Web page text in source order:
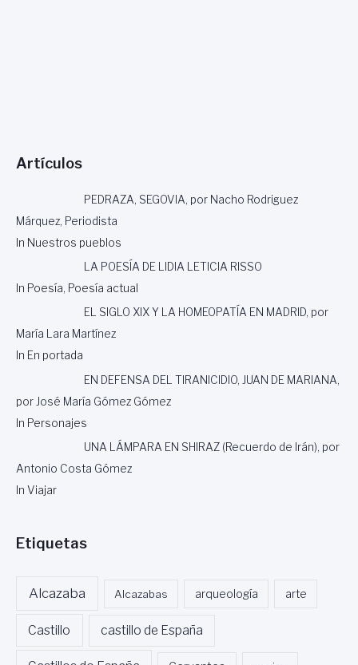
Artículos
PEDRAZA, SEGOVIA, por Nacho Rodriguez
Márquez, Periodista
In Nuestros pueblos
LA POESÍA DE LIDIA LETICIA RISSO
In Poesía, Poesía actual
EL SIGLO XIX Y LA HOMEOPATÍA EN MADRID, por
María Lara Martínez
In En portada
EN DEFENSA DEL TIRANICIDIO, JUAN DE MARIANA,
por José María Gómez Gómez
In Personajes
UNA LÁMPARA EN SHIRAZ (Recuerdo de Irán), por
Antonio Costa Gómez
In Viajar
Etiquetas
Alcazaba Alcazabas arqueología arte
Castillo castillo de España